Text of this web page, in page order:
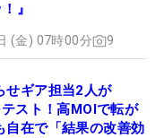
』
(金) 07時00分 9
せギア担当2人が
テスト！高MOIで転が
自在で「結果の改善効